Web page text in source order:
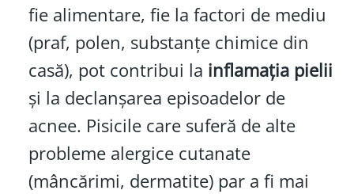
fie alimentare, fie la factori de mediu
(praf, polen, substanțe chimice din
casă), pot contribui la inflamația pielii
și la declanșarea episoadelor de
acnee. Pisicile care suferă de alte
probleme alergice cutanate
(mâncărimi, dermatite) par a fi mai